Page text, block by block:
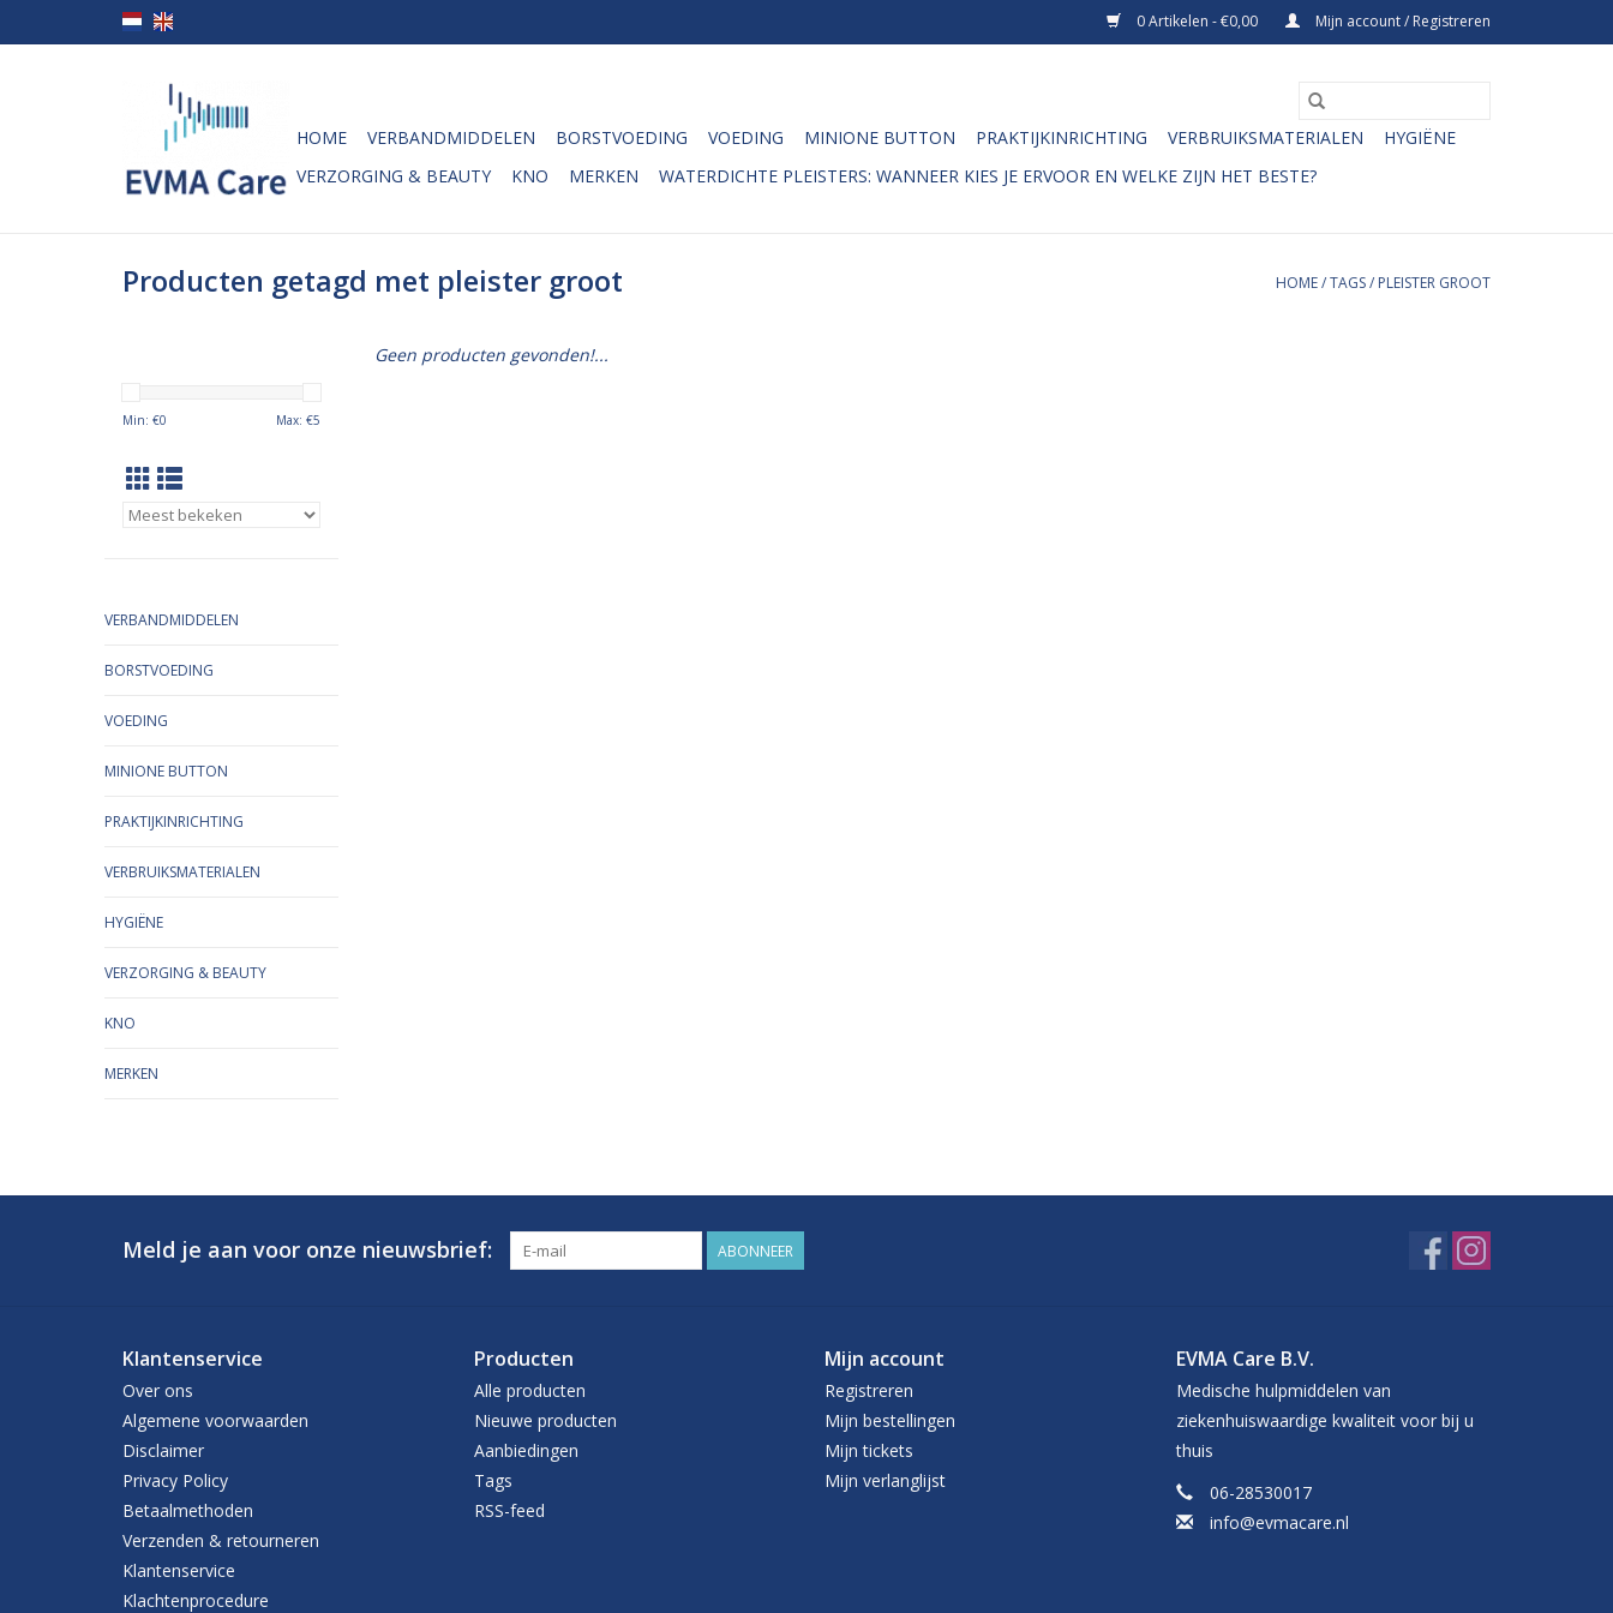
0 Artikelen - €0,00 Mijn account / Registreren
HOME VERBANDMIDDELEN BORSTVOEDING VOEDING MINIONE BUTTON PRAKTIJKINRICHTING VERBRUIKSMATERIALEN
HYGIËNE
VERZORGING & BEAUTY
KNO MERKEN WATERDICHTE PLEISTERS: WANNEER KIES JE ERVOOR EN WELKE ZIJN HET BESTE?
Producten getagd met pleister groot HOME/TAGS/ PLEISTER GROOT
Min: €0 Max: €5
VERBANDMIDDELEN
BORSTVOEDING
VOEDING
MINIONE BUTTON
PRAKTIJKINRICHTING
VERBRUIKSMATERIALEN
HYGIËNE
VERZORGING & BEAUTY
KNO
MERKEN
Geen producten gevonden!...
Meld je aan voor onze nieuwsbrief: ABONNEER
Klantenservice
Over ons
Algemene voorwaarden
Disclaimer
Privacy Policy
Betaalmethoden
Verzenden & retourneren
Klantenservice
Klachtenprocedure
Producten
Alle producten
Nieuwe producten
Aanbiedingen
Tags
RSS-feed
Mijn account
Registreren
Mijn bestellingen
Mijn tickets
Mijn verlanglijst
EVMA Care B.V.
Medische hulpmiddelen van
ziekenhuiswaardige kwaliteit voor bij u
thuis
06-28530017
info@evmacare.nl